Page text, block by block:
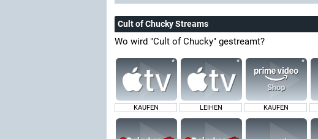
Cult of Chucky Streams
Wo wird "Cult of Chucky" gestreamt?
KAUFEN LEIHEN KAUFEN